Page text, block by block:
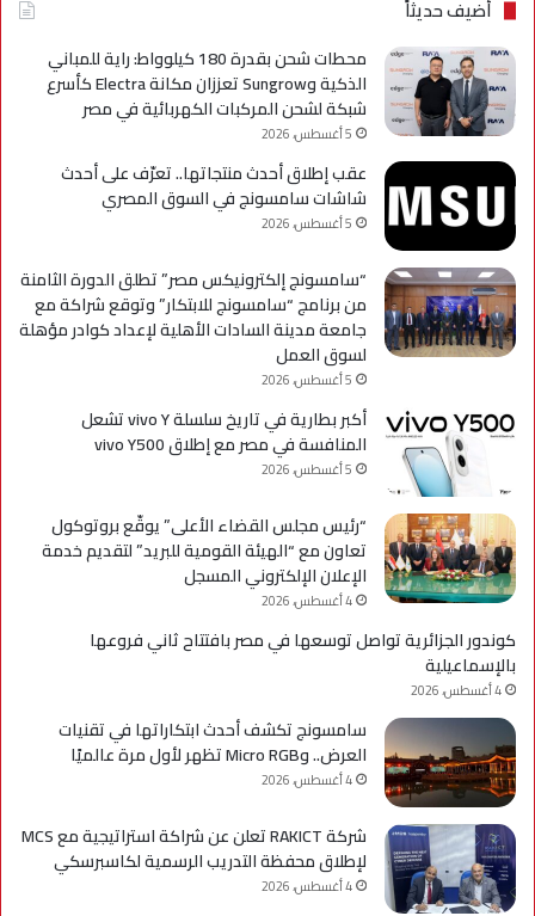
أضيف حديثاً
محطات شحن بقدرة 180 كيلوواط: راية للمباني
الذكية وSungrow تعززان مكانة Electra كأسرع
شبكة لشحن المركبات الكهربائية في مصر
5 أغسطس، 2026
عقب إطلاق أحدث منتجاتها.. تعرّف على أحدث
شاشات سامسونج في السوق المصري
5 أغسطس، 2026
“سامسونج إلكترونيكس مصر” تطلق الدورة الثامنة
من برنامج “سامسونج للابتكار” وتوقع شراكة مع
جامعة مدينة السادات الأهلية لإعداد كوادر مؤهلة
لسوق العمل
5 أغسطس، 2026
أكبر بطارية في تاريخ سلسلة vivo Y تشعل
المنافسة في مصر مع إطلاق vivo Y500
5 أغسطس، 2026
“رئيس مجلس القضاء الأعلى” يوقّع بروتوكول
تعاون مع “الهيئة القومية للبريد” لتقديم خدمة
الإعلان الإلكتروني المسجل
4 أغسطس، 2026
كوندور الجزائرية تواصل توسعها في مصر بافتتاح ثاني فروعها
بالإسماعيلية
4 أغسطس، 2026
سامسونج تكشف أحدث ابتكاراتها في تقنيات
العرض.. وMicro RGB تظهر لأول مرة عالميًا
4 أغسطس، 2026
شركة RAKICT تعلن عن شراكة استراتيجية مع MCS
لإطلاق محفظة التدريب الرسمية لكاسبرسكي
4 أغسطس، 2026